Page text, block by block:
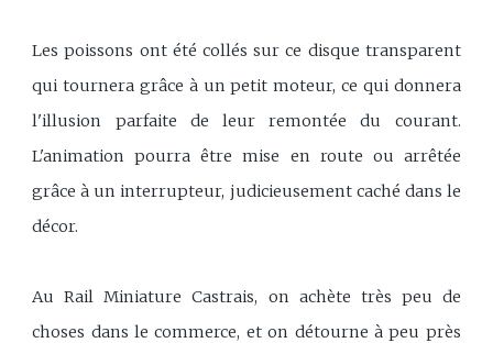
Les poissons ont été collés sur ce disque transparent
qui tournera grâce à un petit moteur, ce qui donnera
l'illusion parfaite de leur remontée du courant.
L'animation pourra être mise en route ou arrêtée
grâce à un interrupteur, judicieusement caché dans le
décor.
Au Rail Miniature Castrais, on achète très peu de
choses dans le commerce, et on détourne à peu près